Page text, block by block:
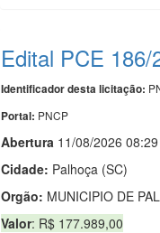
Edital PCE 186/
Identificador desta licitação:
Portal: PNCP
Abertura 11/08/2026 08:29
Cidade: Palhoça (SC)
Orgão: MUNICIPIO DE
Valor: R$ 177.989,00